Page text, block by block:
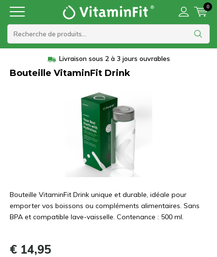
0
Livraison sous 2 à 3 jours ouvrables
Bouteille VitaminFit Drink
Bouteille VitaminFit Drink unique et durable, idéale pour
emporter vos boissons ou compléments alimentaires. Sans
BPA et compatible lave-vaisselle. Contenance : 500 ml.
€ 14,95